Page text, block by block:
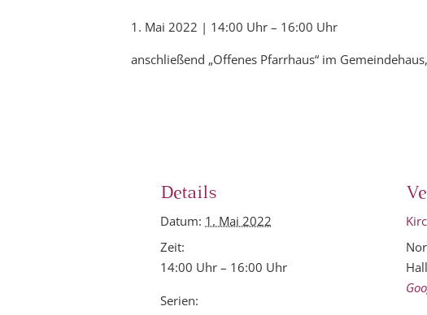
1. Mai 2022 | 14:00 Uhr – 16:00 Uhr
anschließend „Offenes Pfarrhaus“ im
Details
Datum: 1. Mai 2022
Zeit:
14:00 Uhr – 16:00 Uhr
Serien: